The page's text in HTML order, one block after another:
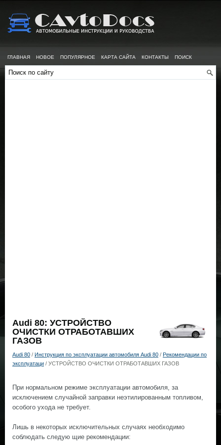
ГЛАВНАЯ НОВОЕ ПОПУЛЯРНОЕ КАРТА САЙТА КОНТАКТЫ ПОИСК
Audi 80: УСТРОЙСТВО
ОЧИСТКИ ОТРАБОТАВШИХ
ГАЗОВ
Audi 80 / Инструкция по эксплуатации автомобиля Audi 80 / Рекомендации по
эксплуатаци / УСТРОЙСТВО ОЧИСТКИ ОТРАБОТАВШИХ ГАЗОВ
При нормальном режиме эксплуатации автомобиля, за
исключением случайной заправки неэтилированным топливом,
особого ухода не требует.
Лишь в некоторых исключительных случаях необходимо
соблюдать следую щие рекомендации: